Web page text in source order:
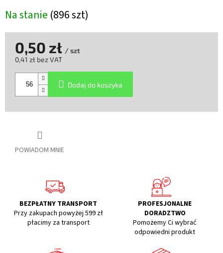
Na stanie (896 szt)
POWIADOM MNIE
0,50 zł / szt
0,41 zł bez VAT
jednostkowa:
Dodaj do koszyka
BEZPŁATNY TRANSPORT
Przy zakupach powyżej 599 zł
płacimy za transport
PROFESJONALNE
DORADZTWO
Pomożemy Ci wybrać
odpowiedni produkt